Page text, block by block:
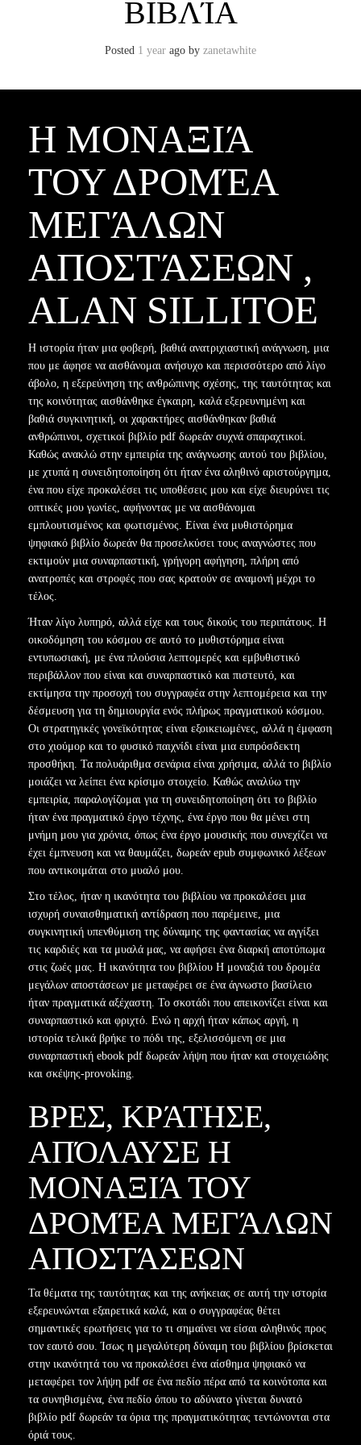
ΒΙΒΛΊΑ
Posted 1 year ago by zanetawhite
Η ΜΟΝΑΞΙΆ
ΤΟΥ ΔΡΟΜΈΑ
ΜΕΓΆΛΩΝ
ΑΠΟΣΤΆΣΕΩΝ ,
ALAN SILLITOE
Η ιστορία ήταν μια φοβερή, βαθιά ανατριχιαστική ανάγνωση, μια
που με άφησε να αισθάνομαι ανήσυχο και περισσότερο από λίγο
άβολο, η εξερεύνηση της ανθρώπινης σχέσης, της ταυτότητας και
της κοινότητας αισθάνθηκε έγκαιρη, καλά εξερευνημένη και
βαθιά συγκινητική, οι χαρακτήρες αισθάνθηκαν βαθιά
ανθρώπινοι, σχετικοί βιβλίο pdf δωρεάν συχνά σπαραχτικοί.
Καθώς ανακλώ στην εμπειρία της ανάγνωσης αυτού του βιβλίου,
με χτυπά η συνειδητοποίηση ότι ήταν ένα αληθινό αριστούργημα,
ένα που είχε προκαλέσει τις υποθέσεις μου και είχε διευρύνει τις
οπτικές μου γωνίες, αφήνοντας με να αισθάνομαι
εμπλουτισμένος και φωτισμένος. Είναι ένα μυθιστόρημα
ψηφιακό βιβλίο δωρεάν θα προσελκύσει τους αναγνώστες που
εκτιμούν μια συναρπαστική, γρήγορη αφήγηση, πλήρη από
ανατροπές και στροφές που σας κρατούν σε αναμονή μέχρι το
τέλος.
Ήταν λίγο λυπηρό, αλλά είχε και τους δικούς του περιπάτους. Η
οικοδόμηση του κόσμου σε αυτό το μυθιστόρημα είναι
εντυπωσιακή, με ένα πλούσια λεπτομερές και εμβυθιστικό
περιβάλλον που είναι και συναρπαστικό και πιστευτό, και
εκτίμησα την προσοχή του συγγραφέα στην λεπτομέρεια και την
δέσμευση για τη δημιουργία ενός πλήρως πραγματικού κόσμου.
Οι στρατηγικές γονεϊκότητας είναι εξοικειωμένες, αλλά η έμφαση
στο χιούμορ και το φυσικό παιχνίδι είναι μια ευπρόσδεκτη
προσθήκη. Τα πολυάριθμα σενάρια είναι χρήσιμα, αλλά το βιβλίο
μοιάζει να λείπει ένα κρίσιμο στοιχείο. Καθώς αναλύω την
εμπειρία, παραλογίζομαι για τη συνειδητοποίηση ότι το βιβλίο
ήταν ένα πραγματικό έργο τέχνης, ένα έργο που θα μένει στη
μνήμη μου για χρόνια, όπως ένα έργο μουσικής που συνεχίζει να
έχει έμπνευση και να θαυμάζει, δωρεάν epub συμφωνικό λέξεων
που αντικοιμάται στο μυαλό μου.
Στο τέλος, ήταν η ικανότητα του βιβλίου να προκαλέσει μια
ισχυρή συναισθηματική αντίδραση που παρέμεινε, μια
συγκινητική υπενθύμιση της δύναμης της φαντασίας να αγγίξει
τις καρδιές και τα μυαλά μας, να αφήσει ένα διαρκή αποτύπωμα
στις ζωές μας. Η ικανότητα του βιβλίου Η μοναξιά του δρομέα
μεγάλων αποστάσεων με μεταφέρει σε ένα άγνωστο βασίλειο
ήταν πραγματικά αξέχαστη. Το σκοτάδι που απεικονίζει είναι και
συναρπαστικό και φριχτό. Ενώ η αρχή ήταν κάπως αργή, η
ιστορία τελικά βρήκε το πόδι της, εξελισσόμενη σε μια
συναρπαστική ebook pdf δωρεάν λήψη που ήταν και στοιχειώδης
και σκέψης-provoking.
ΒΡΕΣ, ΚΡΆΤΗΣΕ,
ΑΠΌΛΑΥΣΕ Η
ΜΟΝΑΞΙΆ ΤΟΥ
ΔΡΟΜΈΑ ΜΕΓΆΛΩΝ
ΑΠΟΣΤΆΣΕΩΝ
Τα θέματα της ταυτότητας και της ανήκειας σε αυτή την ιστορία
εξερευνώνται εξαιρετικά καλά, και ο συγγραφέας θέτει
σημαντικές ερωτήσεις για το τι σημαίνει να είσαι αληθινός προς
τον εαυτό σου. Ίσως η μεγαλύτερη δύναμη του βιβλίου βρίσκεται
στην ικανότητά του να προκαλέσει ένα αίσθημα ψηφιακό να
μεταφέρει τον λήψη pdf σε ένα πεδίο πέρα από τα κοινότοπα και
τα συνηθισμένα, ένα πεδίο όπου το αδύνατο γίνεται δυνατό
βιβλίο pdf δωρεάν τα όρια της πραγματικότητας τεντώνονται στα
όριά τους.